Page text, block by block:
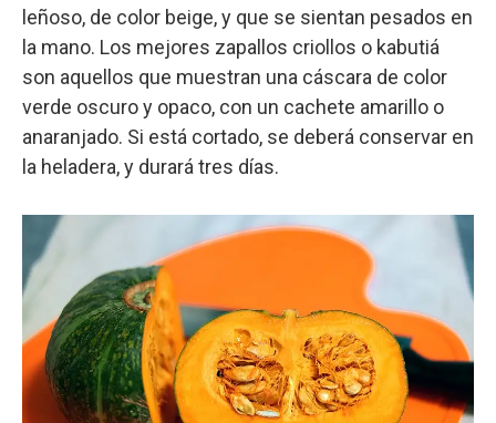
leñoso, de color beige, y que se sientan pesados en
la mano. Los mejores zapallos criollos o kabutiá
son aquellos que muestran una cáscara de color
verde oscuro y opaco, con un cachete amarillo o
anaranjado. Si está cortado, se deberá conservar en
la heladera, y durará tres días.